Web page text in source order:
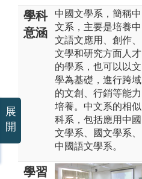
學科
意涵
中國文學系，簡稱中
文系，主要是培養中
文語文應用、創作、
文學和研究方面人才
的學系，也可以以文
學為基礎，進行跨域
的文創、行銷等能力
培養。中文系的相似
科系，包括應用中國
文學系、國文學系、
中國語文學系。
學習
展
開